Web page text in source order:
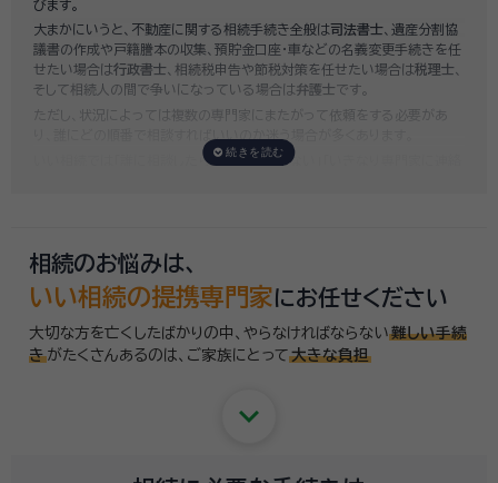
もり をお出ししております。予算に合わせてご自身で対応できないものの
み依頼することも可能ですので、まずはお気軽にご相談ください。
びます。
大まかにいうと、不動産に関する相続手続き全般は司法書士 、遺産分割協
議書の作成や戸籍謄本の収集、預貯金口座・車などの名義変更手続きを任
せたい場合は行政書士 、相続税申告や節税対策を任せたい場合は税理士
そして相続人の間で争いになっている場合は弁護士です。
ただし、状況によっては複数の専門家にまたがって依頼をする必要があ
いい相続では「誰に相談したらいいかわからない」「いきなり専門家に連絡
相続のお悩みは、
いい相続の提携専門家にお任せください
大切な方を亡くしたばかりの中、やらなければならない 難しい手続
き がたくさんあるのは、 ご家族にとって 大きな負担
keyboard_arrow_down